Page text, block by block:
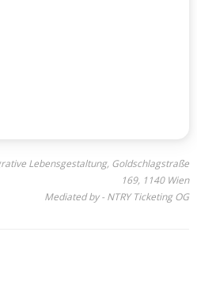
Lebensgestaltung, Goldschlagstraße
169, 1140 Wien
Mediated by - NTRY Ticketing OG